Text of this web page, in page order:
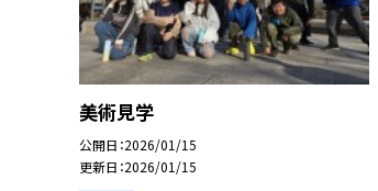
美術見学
公開日 2026/01/15
更新日 2026/01/15